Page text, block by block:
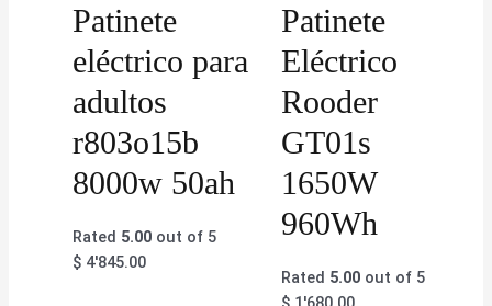
Patinete
eléctrico para
adultos
r803o15b
8000w 50ah
Rated 5.00 out of 5
$ 4'845.00
Patinete
Eléctrico
Rooder
GT01s
1650W
960Wh
Rated 5.00out of 5